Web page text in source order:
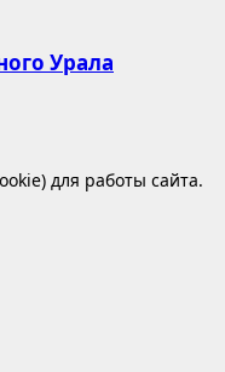
Урала
для работы сайта.